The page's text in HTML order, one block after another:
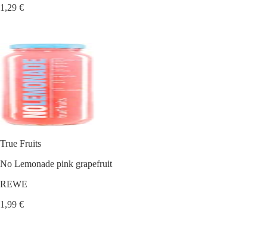
1,29 €
True Fruits
No Lemonade pink grapefruit
REWE
1,99 €